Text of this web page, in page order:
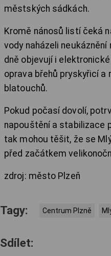
městských sádkách.
Kromě nánosů listí čeká
vody naházeli
dně objevují i
oprava břehů pryskyřicí
blatouchů.
Pokud počasí dovolí,
napouštění a stabilizace
tak mohou těšit, že se
před začátkem
zdroj: město Plzeň
Tagy: Centrum Plzně
Sdílet: